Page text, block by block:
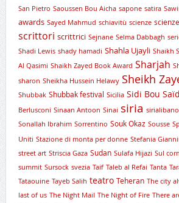
San Pietro Saoussen Bou Aicha sapone satira
awards Sayed Mahmud schiavitù scienze
scrittori scrittrici Sejnane Selma Dabbagh
Shadi Lewis shady hamadi Shahla Ujayli Shaikh
Al Qasimi Shaikh Zayed Book Award Sharjah
sharon Sheikha Hussein Helawy Sheikh
Shubbak Shubbak festival Sicilia Sidi Bou Saïd
Berlusconi Sinaan Antoon Sinai siria sirialibano
Sonallah Ibrahim Sorrentino Souk Okaz Sousse
Uniti Stazione di monta per donne Stefania
street art Striscia Gaza Sudan Sulafa Hijazi Sul
summit Sursock svezia Taif Taleb al Refai Tanta
Tataouine Tayeb Salih teatro Teheran The city
last of us The Night Mail The Night of Fire There